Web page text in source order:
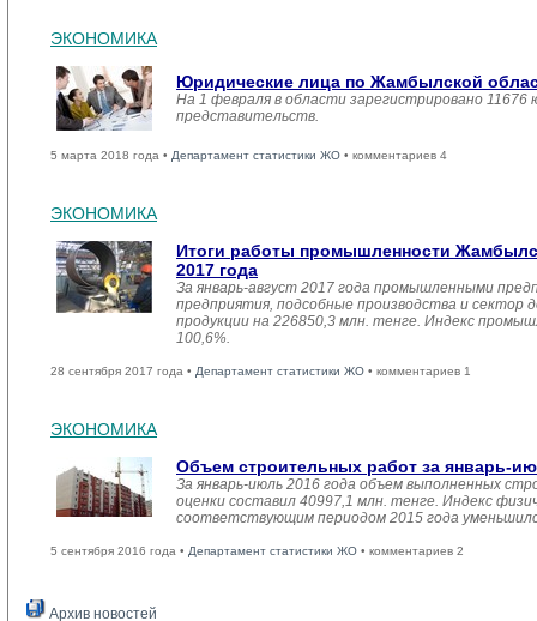
ЭКОНОМИКА
Юридические лица по Жамбылской
На 1 февраля в области зарегистрировано 11676
представительств.
5 марта 2018 года • Департамент статистики ЖО • комментариев 4
ЭКОНОМИКА
Итоги работы промышленности
2017 года
За январь-август 2017 года промышленными
предприятия, подсобные производства и сектор
продукции на 226850,3 млн. тенге. Индекс
100,6%.
28 сентября 2017 года • Департамент статистики ЖО • комментариев 1
ЭКОНОМИКА
Объем строительных работ за январь-
За январь-июль 2016 года объем выполненных
оценки составил 40997,1 млн. тенге. Индекс
соответствующим периодом 2015 года
5 сентября 2016 года • Департамент статистики ЖО • комментариев 2
Архив новостей